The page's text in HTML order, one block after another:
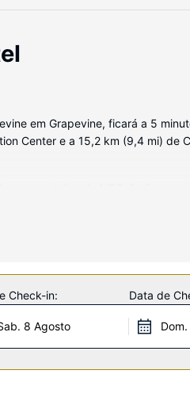
em Grapevine, ficará a 5
Center e a 15,2 km (9,4 mi) de
com e sem fios é gratuito e
televisor no espaço comum. Há
local.
no bar/lounge. Comece as suas
semana entre as 7:00 e as
Check-in:
8 Agosto
Data de